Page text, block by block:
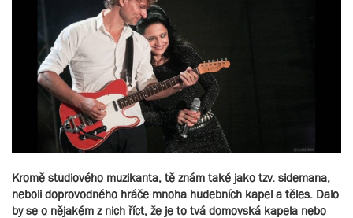
Kromě studiového muzikanta, tě znám také jako tzv. sidemana,
neboli doprovodného hráče mnoha hudebních kapel a těles. Dalo
by se o nějakém z nich říct, že je to tvá domovská kapela nebo